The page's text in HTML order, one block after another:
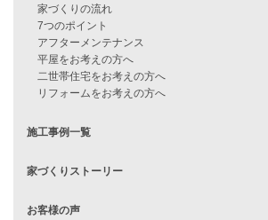
見学会情報
住宅ローン審査に落ちた方・